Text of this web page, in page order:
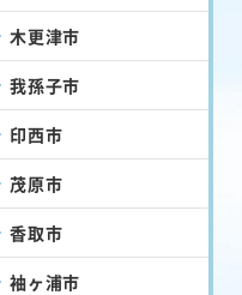
木更津市
我孫子市
印西市
茂原市
香取市
袖ヶ浦市